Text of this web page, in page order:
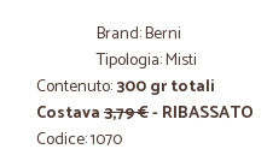
Brand: Berni
Tipologia: Misti
Contenuto:300 gr totali
Costava3,79 €- RIBASSATO
Codice: 1070